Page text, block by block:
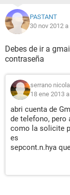
PASTANT
30 nov 2012
Debes de ir a
contraseña
serrano
18 ene 2013
abri cuenta de
de telefono, pero
como la solicite
es
sepcont.n.hya